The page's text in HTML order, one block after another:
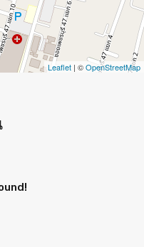
Leaflet | ©OpenStreetMap